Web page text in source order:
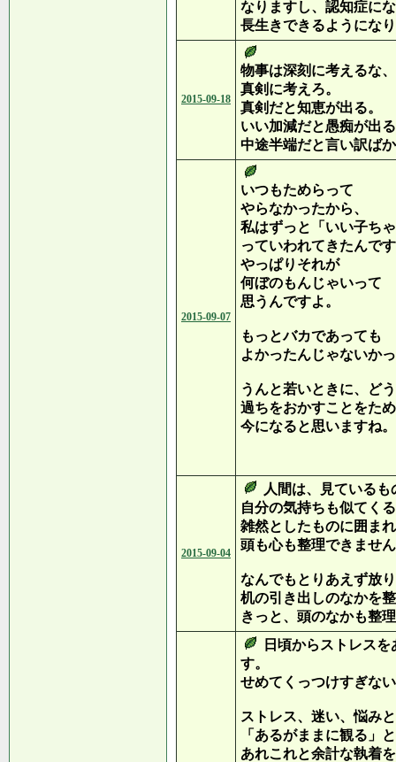
なりますし、認知症に
長生きできるようにな
2015-09-18
物事は深刻に考えるな、
真剣に考えろ。
真剣だと知恵が出る。
いい加減だと愚痴が出
中途半端だと言い訳ば
2015-09-07
いつもためらって
やらなかったから、
私はずっと「いい子ち
っていわれてきたんで
やっぱりそれが
何ぼのもんじゃいって
思うんですよ。
もっとバカであっても
よかったんじゃないか
うんと若いときに、ど
過ちをおかすことをた
今になると思いますね。
2015-09-04
人間は、見ているも
自分の気持ちも似てく
雑然としたものに囲ま
頭も心も整理できませ
なんでもとりあえず放
机の引き出しのなかを
きっと、頭のなかも整
日頃からストレス
す。
せめてくっつけすぎな
ストレス、迷い、悩み
「あるがままに観る」
あれこれと余計な執着